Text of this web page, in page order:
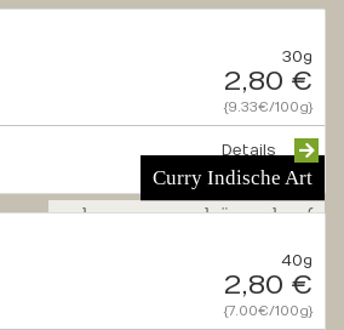
Curry Indische Art
schon ganz schön scharf
30g
2,80 €
{9.33€/100g}
Details
40g
2,80 €
{7.00€/100g}